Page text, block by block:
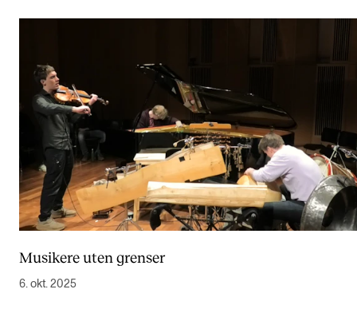
Musikere uten grenser
6. okt. 2025